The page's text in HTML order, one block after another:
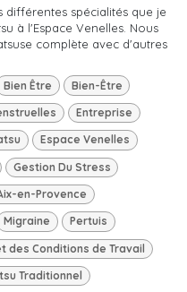
spécialités que je
à l'Espace Venelles. Nous
complète avec d'autres
Bien Être Bien-Être
Entreprise
Espace Venelles
Gestion Du Stress
en-Provence
Migraine Pertuis
des Conditions de Travail
Traditionnel